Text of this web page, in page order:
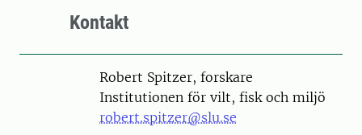
Kontakt
PersonRobert Spitzer, forskare
Institutionen för vilt, fisk och miljö
robert.spitzer@slu.se